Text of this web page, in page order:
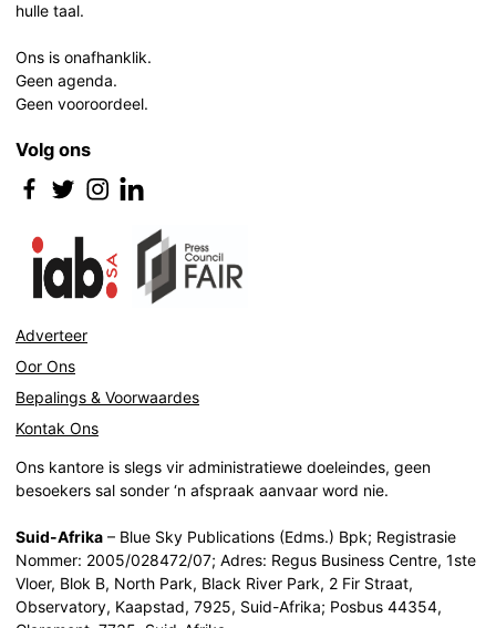
hulle taal.
Ons is onafhanklik.
Geen agenda.
Geen vooroordeel.
Volg ons
Adverteer
Oor Ons
Bepalings & Voorwaardes
Kontak Ons
Ons kantore is slegs vir administratiewe doeleindes, geen
besoekers sal sonder ‘n afspraak aanvaar word nie.
Suid-Afrika – Blue Sky Publications (Edms.) Bpk; Registrasie
Nommer: 2005/028472/07; Adres: Regus Business Centre, 1ste
Vloer, Blok B, North Park, Black River Park, 2 Fir Straat,
Observatory, Kaapstad, 7925, Suid-Afrika; Posbus 44354,